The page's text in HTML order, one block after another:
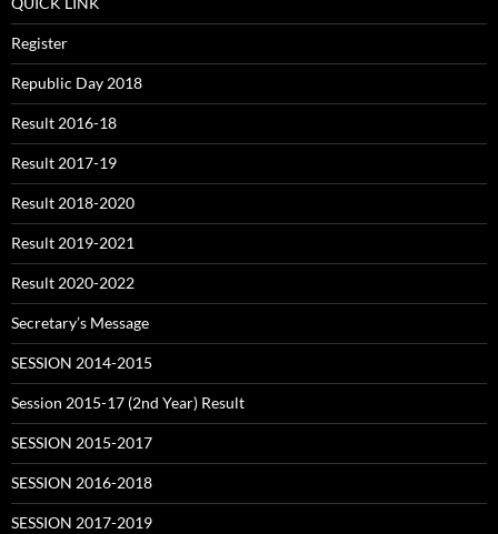
Register
Republic Day 2018
Result 2016-18
Result 2017-19
Result 2018-2020
Result 2019-2021
Result 2020-2022
Secretary’s Message
SESSION 2014-2015
Session 2015-17 (2nd Year) Result
SESSION 2015-2017
SESSION 2016-2018
SESSION 2017-2019